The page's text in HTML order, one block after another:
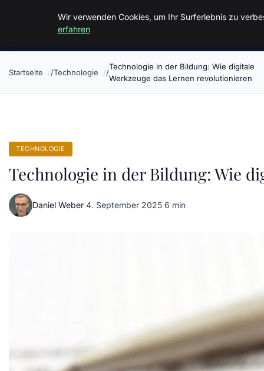
Malzminden
Startseite Technologie
Technologie in der Bildung: Wie digitale
Werkzeuge das Lernen revolutionieren
TECHNOLOGIE
Technologie in der Bildung: Wie
Daniel Weber·4. September 2025·6 min
Wir verwenden Cookies, um Ihr Surferlebnis zu
erfahren